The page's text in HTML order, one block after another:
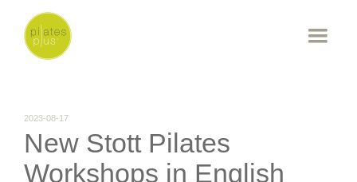
2023-08-17
New Stott Pilates
Workshops in English